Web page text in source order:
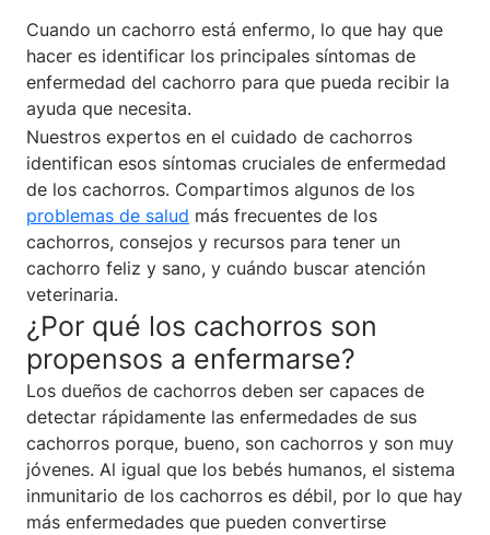
Cuando un cachorro está enfermo, lo que hay que
hacer es identificar los principales síntomas de
enfermedad del cachorro para que pueda recibir la
ayuda que necesita.
Nuestros expertos en el cuidado de cachorros
identifican esos síntomas cruciales de enfermedad
de los cachorros. Compartimos algunos de los
problemas de salud más frecuentes de los
cachorros, consejos y recursos para tener un
cachorro feliz y sano, y cuándo buscar atención
veterinaria.
¿Por qué los cachorros son
propensos a enfermarse?
Los dueños de cachorros deben ser capaces de
detectar rápidamente las enfermedades de sus
cachorros porque, bueno, son cachorros y son muy
jóvenes. Al igual que los bebés humanos, el sistema
inmunitario de los cachorros es débil, por lo que hay
más enfermedades que pueden convertirse